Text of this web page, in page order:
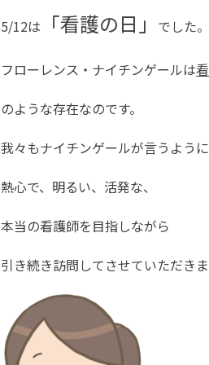
5/12は 「看護の日」 でした。
フローレンス・ナイチンゲールは
のような存在なのです。
我々もナイチンゲールが言うように
熱心で、明るい、活発な、
本当の看護師を目指しながら
引き続き訪問してさせていただき